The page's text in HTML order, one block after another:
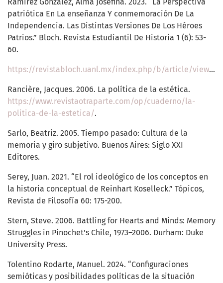
Ramírez González, Alma Josefina. 2023. “La Perspectiva
patriótica En La enseñanza Y conmemoración De La
Independencia. Las Distintas Versiones De Los Héroes
Patrios.” Bloch. Revista Estudiantil De Historia 1 (6): 53-
60.
https://revistabloch.uanl.mx/index.php/b/article/view/122
Rancière, Jacques. 2006. La política de la estética.
https://www.revistaotraparte.com/op/cuaderno/la-
politica-de-la-estetica/.
Sarlo, Beatriz. 2005. Tiempo pasado: Cultura de la
memoria y giro subjetivo. Buenos Aires: Siglo XXI
Editores.
Serey, Juan. 2021. “El rol ideológico de los conceptos en
la historia conceptual de Reinhart Koselleck.” Tópicos,
Revista de Filosofía 60: 175-200.
Stern, Steve. 2006. Battling for Hearts and Minds: Memory
Struggles in Pinochet's Chile, 1973–2006. Durham: Duke
University Press.
Tolentino Rodarte, Manuel. 2024. “Configuraciones
semióticas y posibilidades políticas de la situación